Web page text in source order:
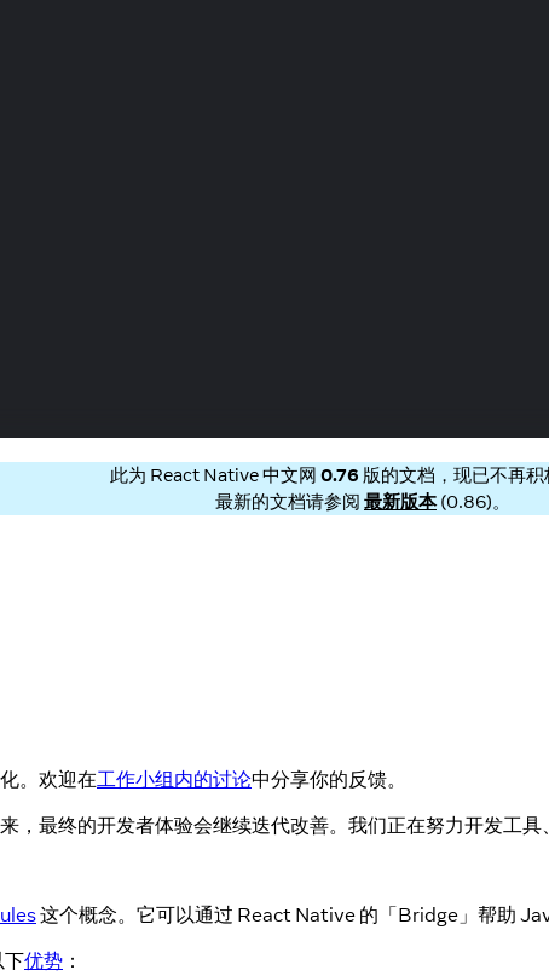
此为 React Native 中文网 0.76 版的文档，现已不再积
最新的文档请参阅 最新版本(0.86)。
。欢迎在工作小组内的讨论中分享你的反馈。
，最终的开发者体验会继续迭代改善。我们正在努力开发工
这个概念。它可以通过 React Native 的「Bridge」帮助
下优势 ：